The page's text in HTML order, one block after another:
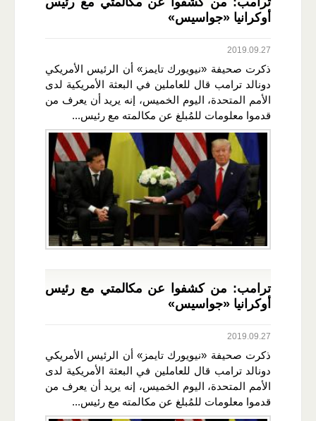
أوكرانيا «جواسيس»
2019.09.27
ذكرت صحيفة «نيويورك تايمز» أن الرئيس الأمريكي
دونالد ترامب قال للعاملين في البعثة الأمريكية لدى
الأمم المتحدة، اليوم الخميس، إنه يريد أن يعرف من
قدموا معلومات للمُبلغ عن مكالمته مع رئيس...
ترامب: من كشفوا عن مكالمتي مع رئيس
أوكرانيا «جواسيس»
2019.09.27
ذكرت صحيفة «نيويورك تايمز» أن الرئيس الأمريكي
دونالد ترامب قال للعاملين في البعثة الأمريكية لدى
الأمم المتحدة، اليوم الخميس، إنه يريد أن يعرف من
قدموا معلومات للمُبلغ عن مكالمته مع رئيس...